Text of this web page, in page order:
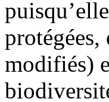
modifiés)